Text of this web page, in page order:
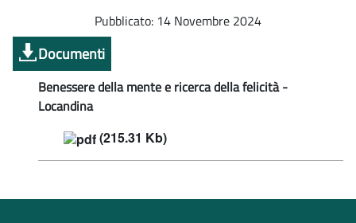
Pubblicato: 14 Novembre 2024
Documenti
Benessere della mente e ricerca della felicità -
Locandina
(215.31 Kb)